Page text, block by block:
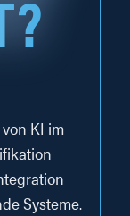
KI im
Systeme.